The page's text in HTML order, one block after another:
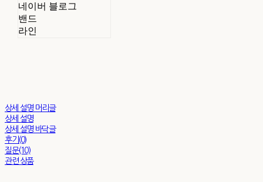
네이버 블로그
밴드
라인
상세 설명 머리글
상세 설명
상세 설명 바닥글
후기(0)
질문(10)
관련 상품